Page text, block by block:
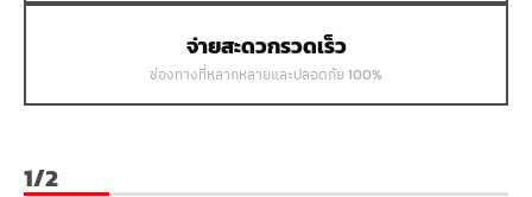
จ่ายสะดวกรวดเร็ว
ช่องทางที่หลากหลายและปลอดภัย 100%
1/2